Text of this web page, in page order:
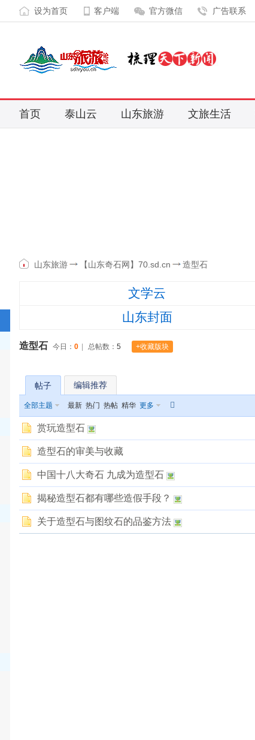
设为首页 客户端 官方微信 广告联系
首页 泰山云 山东旅游 文旅生活
山
东
旅
游
山东旅游
【山东奇石网】70.sd.cn
造型石
文学云
山东封面
造型石 今日： 0 总帖数： 5 +收藏版块
帖子 编辑推荐
全部主题 最新 热门 热帖 精华 更多
赏玩造型石
造型石的审美与收藏
中国十八大奇石 九成为造型石
揭秘造型石都有哪些造假手段？
关于造型石与图纹石的品鉴方法